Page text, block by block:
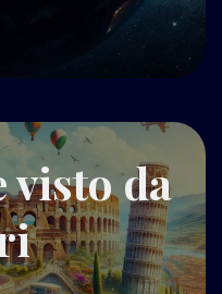
visto da